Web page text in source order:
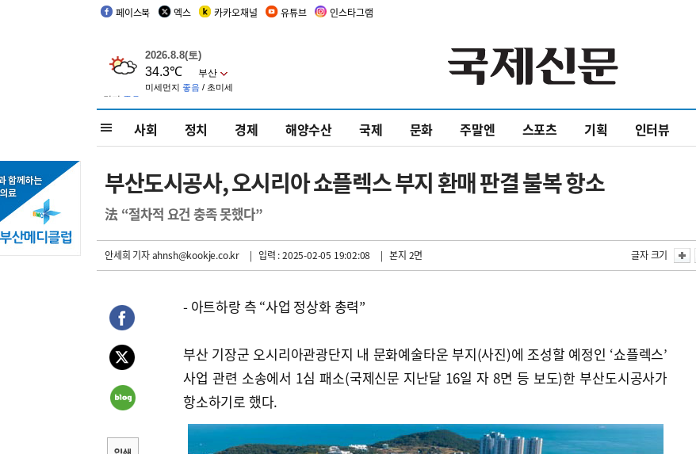
페이스북 엑스 카카오채널 유튜브 인스타그램
사회 정치 경제 해양수산 국제 문화 주말엔 스포츠 기획 인터뷰
부산도시공사, 오시리아 쇼플렉스 부지 환매 판결 불복 항소
法 “절차적 요건 충족 못했다”
안세희 기자ahnsh@kookje.co.kr | 입력 : 2025-02-05 19:02:08 | 본지 2면 글자 크기
- 아트하랑 측 “사업 정상화 총력”
부산 기장군 오시리아관광단지 내 문화예술타운 부지(사진)에 조성할 예정인 ‘쇼플렉스’
사업 관련 소송에서 1심 패소(국제신문 지난달 16일 자 8면 등 보도)한 부산도시공사가
항소하기로 했다.